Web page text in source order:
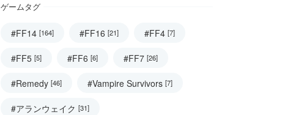
ゲームタグ
#FF14 [164] #FF16 [21] #FF4 [7]
#FF5 [5] #FF6 [6] #FF7 [26]
#Remedy [46] #Vampire Survivors [7]
#アランウェイク [31]